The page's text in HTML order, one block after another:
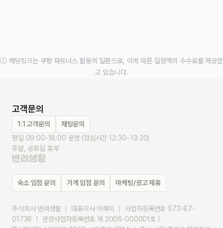
ⓘ 해당링크는 쿠팡 파트너스 활동의 일환으로, 이에 따른 일정액의 수수료를 제공받
고 있습니다.
고객문의
1:1 고객문의
채팅문의
평일 09:00-18:00 운영 (점심시간 12:30~13:30)
주말, 공휴일 휴무
숙소 입점 문의 가게 입점 문의 마케팅/광고 제휴
주식회사 반려생활 ｜ 대표이사 이혜미 ｜ 사업자등록번호 573-87-
01736 ｜ 관광사업자등록번호 제 2006-000001호 |